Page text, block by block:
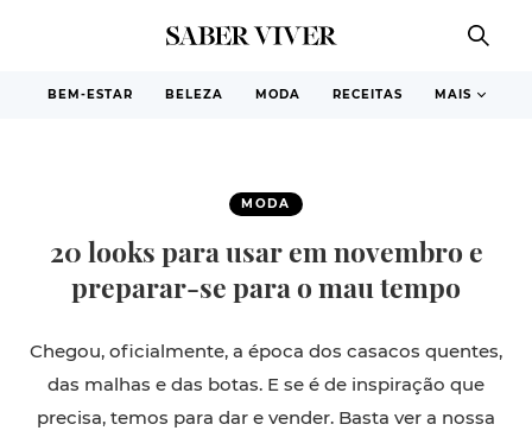
BEM-ESTAR BELEZA MODA RECEITAS MAIS
MODA
20 looks para usar em novembro e
preparar-se para o mau tempo
Chegou, oficialmente, a época dos casacos quentes,
das malhas e das botas. E se é de inspiração que
precisa, temos para dar e vender. Basta ver a nossa